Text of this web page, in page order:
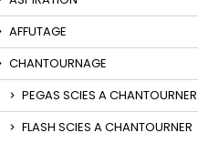
AFFUTAGE
CHANTOURNAGE
PEGAS SCIES A CHANTOURNER
FLASH SCIES A CHANTOURNER